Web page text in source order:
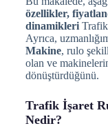
özellikler,
dinamikleriTrafik
Ayrıca,
Makine, rulo
olan ve
dönüştürdüğünü.
Trafik İşaret
Nedir?